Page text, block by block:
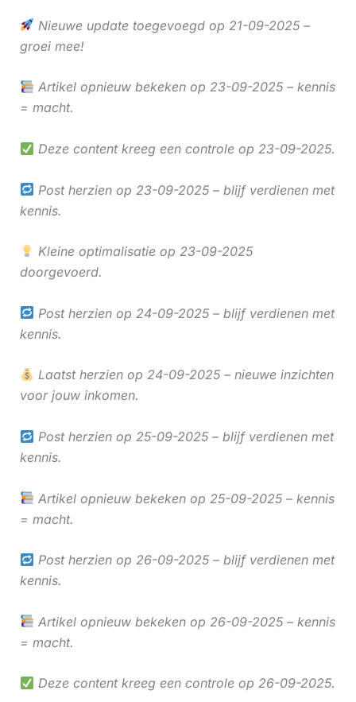
Nieuwe update toegevoegd op 21-09-2025 –
groei mee!
Artikel opnieuw bekeken op 23-09-2025 – kennis
= macht.
Deze content kreeg een controle op 23-09-2025.
Post herzien op 23-09-2025 – blijf verdienen met
kennis.
Kleine optimalisatie op 23-09-2025
doorgevoerd.
Post herzien op 24-09-2025 – blijf verdienen met
kennis.
Laatst herzien op 24-09-2025 – nieuwe inzichten
voor jouw inkomen.
Post herzien op 25-09-2025 – blijf verdienen met
kennis.
Artikel opnieuw bekeken op 25-09-2025 – kennis
= macht.
Post herzien op 26-09-2025 – blijf verdienen met
kennis.
Artikel opnieuw bekeken op 26-09-2025 – kennis
= macht.
Deze content kreeg een controle op 26-09-2025.